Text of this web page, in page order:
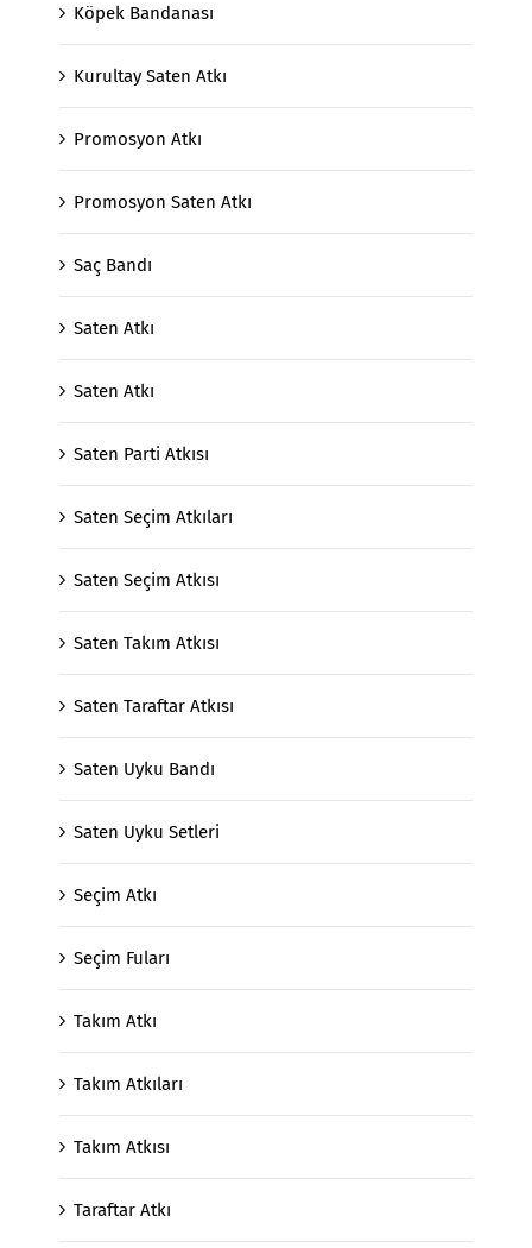
Köpek Bandanası
Kurultay Saten Atkı
Promosyon Atkı
Promosyon Saten Atkı
Saç Bandı
Saten Atkı
Saten Atkı
Saten Parti Atkısı
Saten Seçim Atkıları
Saten Seçim Atkısı
Saten Takım Atkısı
Saten Taraftar Atkısı
Saten Uyku Bandı
Saten Uyku Setleri
Seçim Atkı
Seçim Fuları
Takım Atkı
Takım Atkıları
Takım Atkısı
Taraftar Atkı